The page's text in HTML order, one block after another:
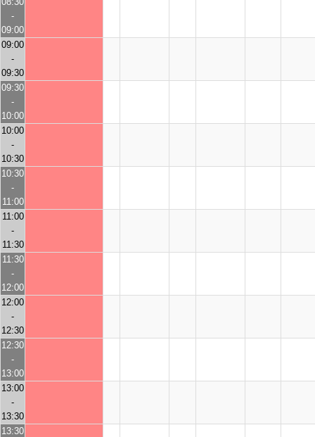
-
09:00
09:00
-
09:30
09:30
-
10:00
10:00
-
10:30
10:30
-
11:00
11:00
-
11:30
11:30
-
12:00
12:00
-
12:30
12:30
-
13:00
13:00
-
13:30
13:30